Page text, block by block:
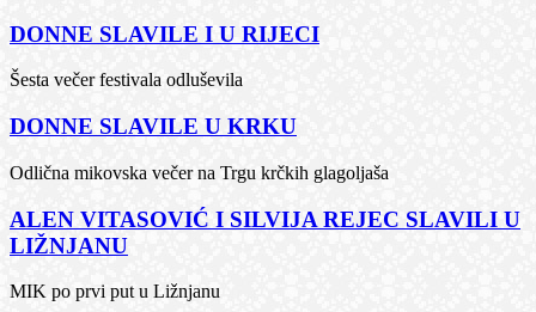
DONNE SLAVILE I U RIJECI
Šesta večer festivala odluševila
DONNE SLAVILE U KRKU
Odlična mikovska večer na Trgu krčkih glagoljaša
ALEN VITASOVIĆ I SILVIJA REJEC SLAVILI U
LIŽNJANU
MIK po prvi put u Ližnjanu